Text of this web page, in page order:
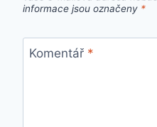
informace jsou označeny *
Komentář *